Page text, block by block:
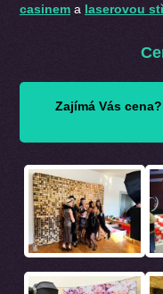
casinem a laserovou
Zajímá Vás